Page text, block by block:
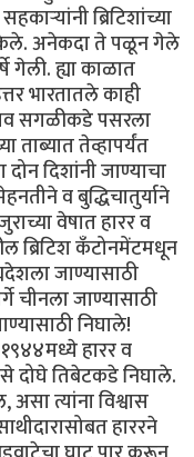
ब्रिटिशांच्या
केले. अनेकदा ते पळून गेले
ह्या काळात
भारतातले काही
सगळीकडे पसरला
ताब्यात तेव्हापर्यंत
दिशांनी जाण्याचा
व बुद्धिचातुर्याने
वेषात हारर व
ब्रिटिश कँटोनमेंटमधून
जाण्यासाठी
चीनला जाण्यासाठी
निघाले!
१९४४मध्ये हारर व
दोघे तिबेटकडे निघाले.
त्यांना विश्वास
हाररने